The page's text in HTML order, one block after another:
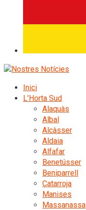
Inici
L’Horta Sud
Alaquàs
Albal
Alcàsser
Aldaia
Alfafar
Benetússer
Beniparrell
Catarroja
Manises
Massanassa